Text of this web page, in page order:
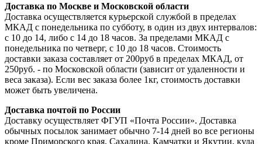
Доставка по Москве и Московской области
Доставка осуществляется курьерской службой в пределах
МКАД с понедельника по субботу, в один из двух интервалов:
с 10 до 14, либо с 14 до 18 часов. За пределами МКАД с
понедельника по четверг, с 10 до 18 часов. Стоимость
доставки заказа составляет от 200руб в пределах МКАД, от
250руб. - по Московской области (зависит от удаленности и
веса заказа). Если вес заказа более 1кг, стоимость доставки
может быть увеличена.
Доставка почтой по России
Доставку осуществляет ФГУП «Почта России». Доставка
обычных посылок занимает обычно 7-14 дней во все регионы
кроме Приморского края, Сахалина, Камчатки и Якутии, куда